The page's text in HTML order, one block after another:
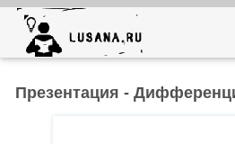
Презентация -